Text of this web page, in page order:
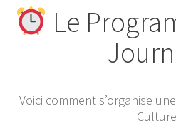
Le
Voici comment s’organise